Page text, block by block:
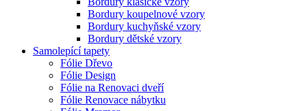
Bordury koupelnové vzory
Bordury kuchyňské vzory
Bordury dětské vzory
Samolepící tapety
Fólie Dřevo
Fólie Design
Fólie na Renovaci dveří
Fólie Renovace nábytku